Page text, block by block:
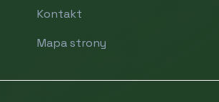
Kontakt
Mapa strony